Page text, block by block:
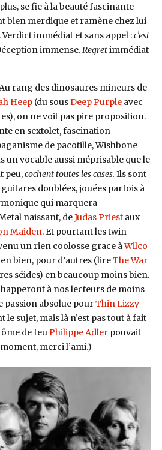
se fie à la beauté fascinante
bien merdique et ramène chez lui
Verdict immédiat et sans appel :c’est
immense.Regretimmédiat
rang des dinosaures mineurs de
Heep(du sous Deep Purpleavec
on ne voit pas pire proposition.
en sextolet, fascination
de pacotille, Wishbone
un vocable aussi méprisable que le
peu,cochent toutes les cases. Ils sont
doublées, jouées parfois à
qui marquera
naissant, deJudas Priestaux
Maiden. Et pourtant les twin
un rien coolosse grace àWilco
bien, pour d’autres (lireThe War
séides) en beaucoup moins bien.
à nos lecteurs de moins
passion absolue pourThin Lizzy
sujet, mais là n’est pas tout à fait
de feu Philippe Adlerpouvait
merci l’ami.)